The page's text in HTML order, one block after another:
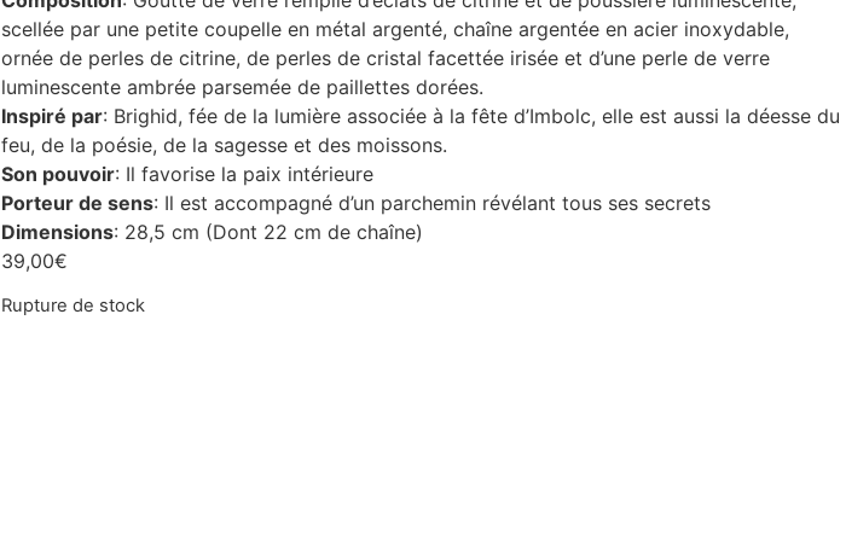
scellée par une petite coupelle en métal argenté, chaîne argentée en acier inoxydable,
ornée de perles de citrine, de perles de cristal facettée irisée et d’une perle de verre
luminescente ambrée parsemée de paillettes dorées.
Inspiré par: Brighid, fée de la lumière associée à la fête d’Imbolc, elle est aussi la déesse du
feu, de la poésie, de la sagesse et des moissons.
Son pouvoir: Il favorise la paix intérieure
Porteur de sens: Il est accompagné d’un parchemin révélant tous ses secrets
Dimensions: 28,5 cm (Dont 22 cm de chaîne)
39,00€
Rupture de stock